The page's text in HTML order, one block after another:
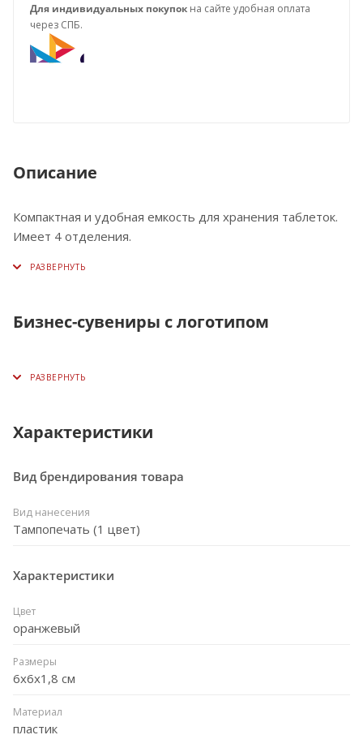
Для индивидуальных покупок на сайте удобная оплата
через СПБ.
Описание
Компактная и удобная емкость для хранения таблеток.
Имеет 4 отделения.
Бизнес-сувениры с логотипом
Характеристики
Вид брендирования товара
Вид нанесения
Тампопечать (1 цвет)
Характеристики
Цвет
оранжевый
Размеры
6x6x1,8 см
Материал
пластик